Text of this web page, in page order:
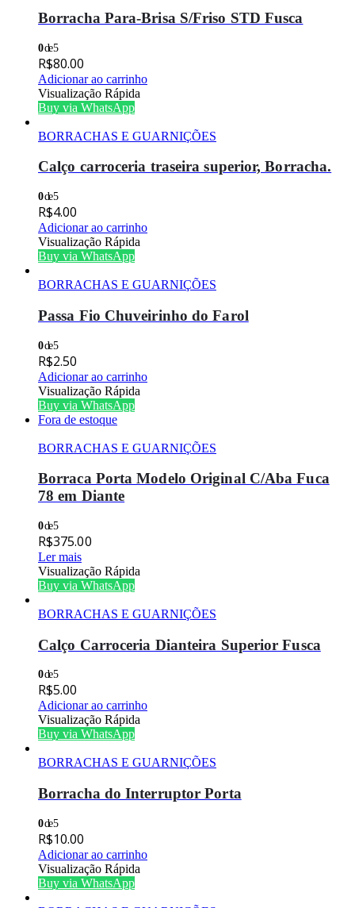
Borracha Para-Brisa S/Friso STD Fusca
0de 5
R$80.00
Adicionar ao carrinho
Visualização Rápida
Buy via WhatsApp
BORRACHAS E GUARNIÇÕES
Calço carroceria traseira superior, Borracha.
0de 5
R$4.00
Adicionar ao carrinho
Visualização Rápida
Buy via WhatsApp
BORRACHAS E GUARNIÇÕES
Passa Fio Chuveirinho do Farol
0de 5
R$2.50
Adicionar ao carrinho
Visualização Rápida
Buy via WhatsApp
Fora de estoque
BORRACHAS E GUARNIÇÕES
Borraca Porta Modelo Original C/Aba Fuca
78 em Diante
0de 5
R$375.00
Ler mais
Visualização Rápida
Buy via WhatsApp
BORRACHAS E GUARNIÇÕES
Calço Carroceria Dianteira Superior Fusca
0de 5
R$5.00
Adicionar ao carrinho
Visualização Rápida
Buy via WhatsApp
BORRACHAS E GUARNIÇÕES
Borracha do Interruptor Porta
0de 5
R$10.00
Adicionar ao carrinho
Visualização Rápida
Buy via WhatsApp